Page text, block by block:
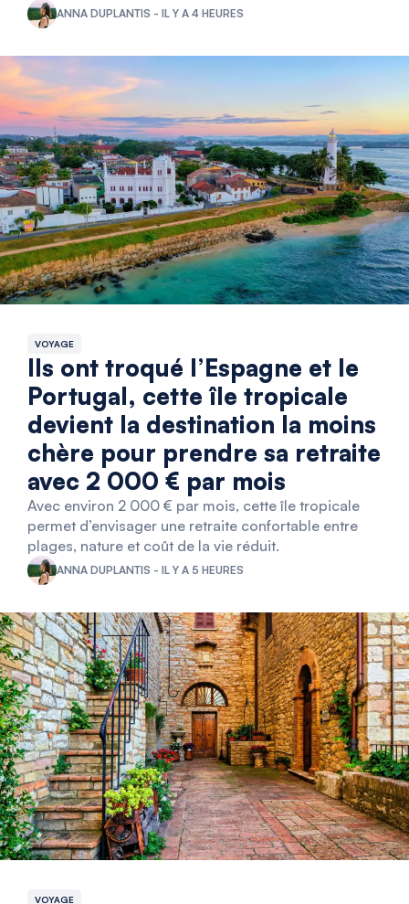
ANNA DUPLANTIS - IL Y A 4 HEURES
VOYAGE
Ils ont troqué l’Espagne et le
Portugal, cette île tropicale
devient la destination la moins
chère pour prendre sa retraite
avec 2 000 € par mois
Avec environ 2 000 € par mois, cette île tropicale
permet d’envisager une retraite confortable entre
plages, nature et coût de la vie réduit.
ANNA DUPLANTIS - IL Y A 5 HEURES
VOYAGE